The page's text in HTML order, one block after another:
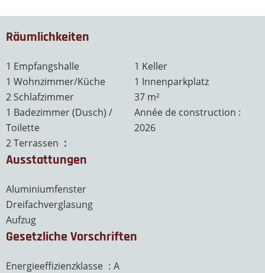
Räumlichkeiten
1 Empfangshalle
1 Wohnzimmer/Küche
2 Schlafzimmer
1 Badezimmer (Dusch) /
Toilette
2 Terrassen
1 Keller
1 Innenparkplatz
37 m²
Année de construction :
2026
Ausstattungen
Aluminiumfenster
Dreifachverglasung
Aufzug
Gesetzliche Vorschriften
Energieeffizienzklasse
A